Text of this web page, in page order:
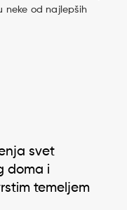
neke od najlepših
svet
doma i
temeljem